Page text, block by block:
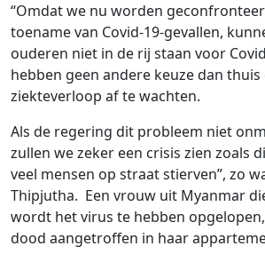
“Omdat we nu worden
toename van Covid-19-gevallen,
ouderen niet in de rij staan ​​voor
hebben geen andere keuze dan
ziekteverloop af te wachten.
Als de regering dit probleem niet
zullen we zeker een crisis zien zoals
veel mensen op straat stierven”, zo
Thipjutha. Een vrouw uit Myanmar
wordt het virus te hebben
dood aangetroffen in haar